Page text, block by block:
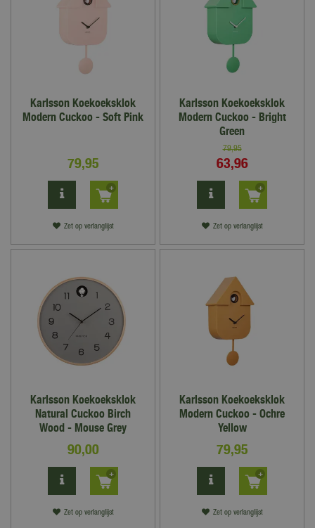
Karlsson Koekoeksklok
Modern Cuckoo - Soft Pink
79,95
Zet op verlanglijst
Karlsson Koekoeksklok
Modern Cuckoo - Bright
Green
79,95
63,96
Zet op verlanglijst
Karlsson Koekoeksklok
Natural Cuckoo Birch
Wood - Mouse Grey
90,00
Zet op verlanglijst
Karlsson Koekoeksklok
Modern Cuckoo - Ochre
Yellow
79,95
Zet op verlanglijst